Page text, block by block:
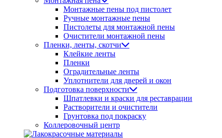
Монтажные пены под пистолет
Ручные монтажные пены
Пистолеты для монтажной пены
Очистители монтажной пены
Пленки, ленты, скотчи
Клейкие ленты
Пленки
Оградительные ленты
Уплотнители для дверей и окон
Подготовка поверхности
Шпатлевки и краски для реставрации
Растворители и очистители
Грунтовка под покраску
Коллеровочный центр